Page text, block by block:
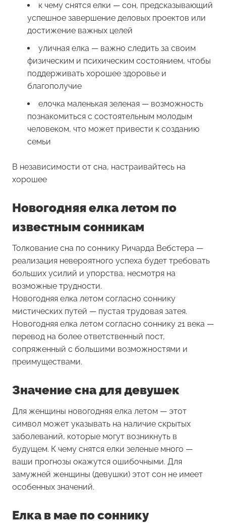
к чему снятся елки — сон, предсказывающий
успешное завершение деловых проектов или
достижение важных целей
уличная елка — важно следить за своим
физическим и психическим состоянием, чтобы
поддерживать хорошее здоровье и
благополучие
елочка маленькая зеленая — возможность
познакомиться с состоятельным молодым
человеком, что может привести к созданию
семьи
В независимости от сна, настраивайтесь на
хорошее
Новогодняя елка летом по
известным сонникам
Толкование сна по соннику Ричарда Вебстера —
реализация невероятного успеха будет требовать
больших усилий и упорства, несмотря на
возможные трудности.
Новогодняя елка летом согласно соннику
мистических путей — пустая трудовая затея.
Новогодняя елка летом согласно соннику 21 века —
перевод на более ответственный пост,
сопряженный с большими возможностями и
преимуществами.
Значение сна для девушек
Для женщины новогодняя елка летом — этот
символ может указывать на наличие скрытых
заболеваний, которые могут возникнуть в
будущем. К чему снятся елки зеленые много —
ваши прогнозы окажутся ошибочными. Для
замужней женщины (девушки) этот сон не имеет
особенных значений.
Елка в мае по соннику